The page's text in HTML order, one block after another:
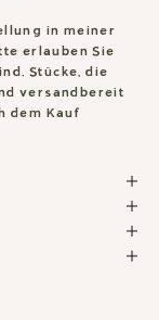
in meiner
erlauben Sie
Stücke, die
versandbereit
dem Kauf